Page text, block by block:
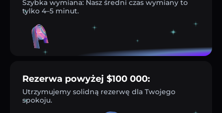
Szybka wymiana: Nasz średni czas wymiany to
tylko 4–5 minut.
Rezerwa powyżej $100 000:
Utrzymujemy solidną rezerwę dla Twojego
spokoju.